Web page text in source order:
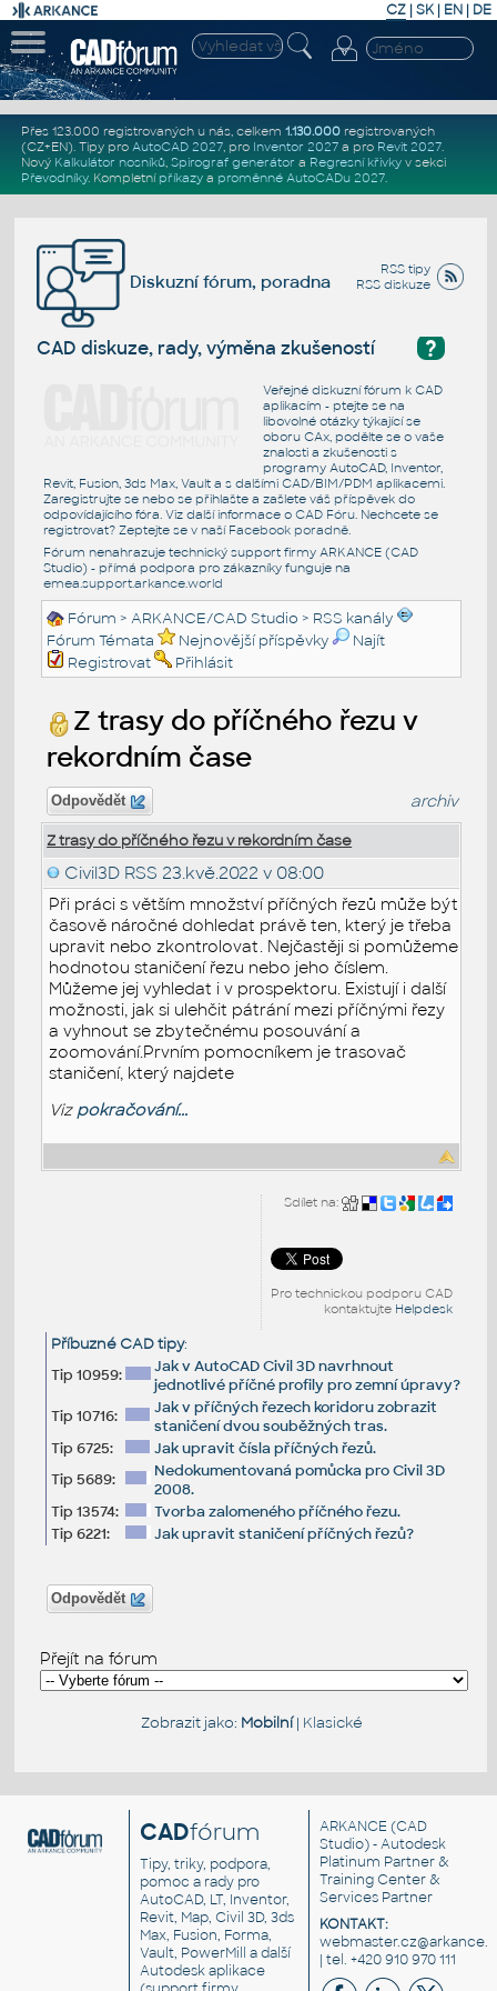
CZ | SK| EN | DE
Přes 123.000 registrovaných u nás, celkem 1.130.000registrovaných
(CZ+EN). Tipy pro AutoCAD 2027, pro Inventor 2027a pro Revit 2027.
Nový Kalkulátor nosníků, Spirograf generátor a Regresní křivkyv sekci
Převodníky. Kompletní příkazya proměnné AutoCADu 2027.
RSS tipy
RSS diskuze
Diskuzní fórum, poradna
?
CAD diskuze, rady, výměna zkušeností
Veřejné diskuzní fórum k CAD
aplikacím - ptejte se na
libovolné otázky týkající se
oboru CAx, podělte se o vaše
znalosti a zkušenosti s
programy AutoCAD, Inventor,
Revit, Fusion, 3ds Max, Vault a s dalšími CAD/BIM/PDM aplikacemi.
Zaregistrujte se nebo se přihlašte a zašlete váš příspěvek do
odpovídajícího fóra. Viz další informace o CAD Fóru. Nechcete se
registrovat? Zeptejte se v naší Facebook poradně.
Fórum nenahrazuje technický support firmy ARKANCE (CAD
Studio) - přímá podpora pro zákazníky funguje na
emea.support.arkance.world
Fórum >ARKANCE/CAD Studio > RSS kanály
Fórum Témata
Nejnovější příspěvky
Najít
Registrovat
Přihlásit
Z trasy do příčného řezu v
rekordním čase
Odpovědět archiv
Z trasy do příčného řezu v rekordním čase
Civil3D RSS 23.kvě.2022 v 08:00
Při práci s větším množství příčných řezů může být
časově náročné dohledat právě ten, který je třeba
upravit nebo zkontrolovat. Nejčastěji si pomůžeme
hodnotou staničení řezu nebo jeho číslem.
Můžeme jej vyhledat i v prospektoru. Existují i další
možnosti, jak si ulehčit pátrání mezi příčnými řezy
a vyhnout se zbytečnému posouvání a
zoomování.Prvním pomocníkem je trasovač
staničení, který najdete
Viz pokračování...
Sdílet na:
Pro technickou podporu CAD
kontaktujte Helpdesk
Příbuzné CAD tipy:
Tip 10959:
Jak v AutoCAD Civil 3D navrhnout
jednotlivé příčné profily pro zemní úpravy?
Tip 10716:
Jak v příčných řezech koridoru zobrazit
staničení dvou souběžných tras.
Tip 6725:
Jak upravit čísla příčných řezů.
Tip 5689:
Nedokumentovaná pomůcka pro Civil 3D
2008.
Tip 13574:
Tvorba zalomeného příčného řezu.
Tip 6221:
Jak upravit staničení příčných řezů?
Odpovědět
Přejít na fórum
Zobrazit jako: Mobilní| Klasické
CADfórum
Tipy, triky, podpora,
pomoc a rady pro
AutoCAD, LT, Inventor,
Revit, Map, Civil 3D, 3ds
Max, Fusion, Forma,
Vault, PowerMill a další
Autodesk aplikace
ARKANCE (CAD
Studio) - Autodesk
Platinum Partner &
Training Center &
Services Partner
KONTAKT:
| tel. +420 910 970 111